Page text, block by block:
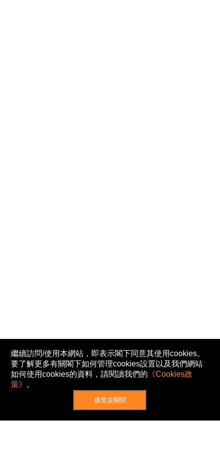
繼續訪問/使用本網站，即表示閣下同意其使用cookies。
要了解更多有關閣下如何管理cookies設置以及我們網站
如何使用cookies的資料，請閱讀我們的 《Cookies政
策》 。
接受並關閉